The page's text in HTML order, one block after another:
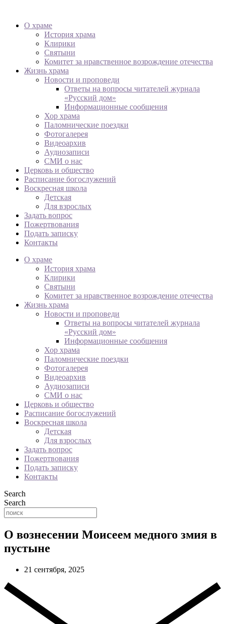
О храме
История храма
Клирики
Святыни
Комитет за нравственное возрождение отечества
Жизнь храма
Новости и проповеди
Ответы на вопросы читателей журнала
«Русский дом»
Информационные сообщения
Хор храма
Паломнические поездки
Фотогалерея
Видеоархив
Аудиозаписи
СМИ о нас
Церковь и общество
Расписание богослужений
Воскресная школа
Детская
Для взрослых
Задать вопрос
Пожертвования
Подать записку
Контакты
О храме
История храма
Клирики
Святыни
Комитет за нравственное возрождение отечества
Жизнь храма
Новости и проповеди
Ответы на вопросы читателей журнала
«Русский дом»
Информационные сообщения
Хор храма
Паломнические поездки
Фотогалерея
Видеоархив
Аудиозаписи
СМИ о нас
Церковь и общество
Расписание богослужений
Воскресная школа
Детская
Для взрослых
Задать вопрос
Пожертвования
Подать записку
Контакты
Search
Search
О вознесении Моисеем медного змия в
пустыне
21 сентября, 2025